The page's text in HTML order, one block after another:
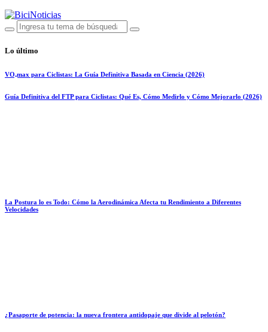
Lo último
VO₂max para Ciclistas: La Guía Definitiva Basada en Ciencia (2026)
Guía Definitiva del FTP para Ciclistas: Qué Es, Cómo Medirlo y Cómo Mejorarlo (2026)
La Postura lo es Todo: Cómo la Aerodinámica Afecta tu Rendimiento a Diferentes
Velocidades
¿Pasaporte de potencia: la nueva frontera antidopaje que divide al pelotón?